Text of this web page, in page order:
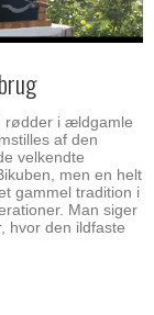
rødder i ældgamle
af den
velkendte
men en helt
gammel tradition i
Man siger
hvor den ildfaste